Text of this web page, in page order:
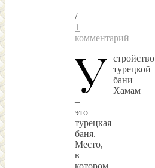
/
1
комментарий
У
стройство
турецкой
бани
Хамам
–
это
турецкая
баня.
Место,
в